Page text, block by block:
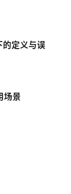
的定义与误
场景